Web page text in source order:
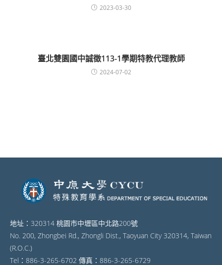
2023-03-30
臺北雙園國中誠徵113-1學期特教代理教師
2024-07-02
地址：320314 桃園市中壢區中北路200號
No. 200, Zhongbei Rd., Zhongli Dist., Taoyuan City 320314, Taiwan
(R.O.C.)
Tel：886-3-265-6702 傳真：886-3-265-6729